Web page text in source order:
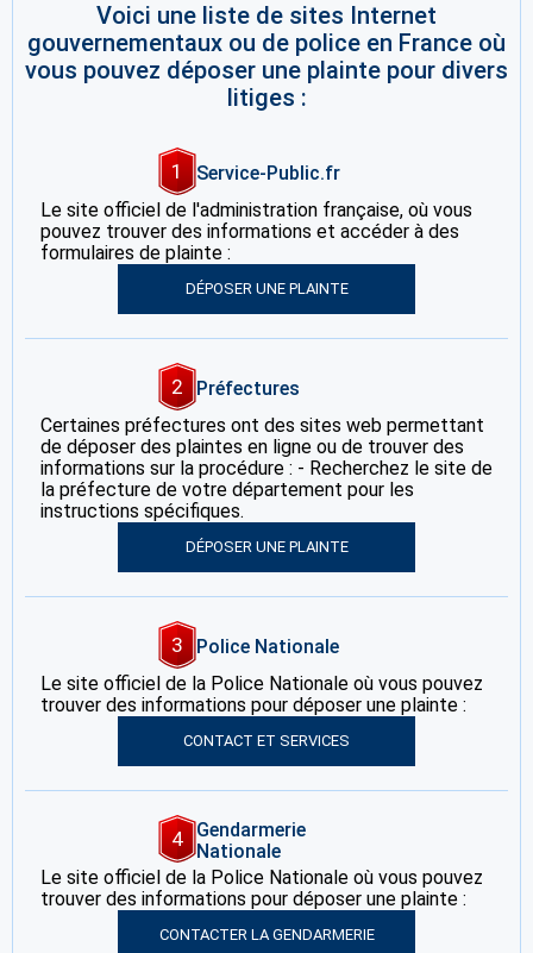
Voici une liste de sites Internet
gouvernementaux ou de police en France où
vous pouvez déposer une plainte pour divers
litiges :
1
Service-Public.fr
Le site officiel de l'administration française, où vous
pouvez trouver des informations et accéder à des
formulaires de plainte :
DÉPOSER UNE PLAINTE
2
Préfectures
Certaines préfectures ont des sites web permettant
de déposer des plaintes en ligne ou de trouver des
informations sur la procédure : - Recherchez le site de
la préfecture de votre département pour les
instructions spécifiques.
DÉPOSER UNE PLAINTE
3
Police Nationale
Le site officiel de la Police Nationale où vous pouvez
trouver des informations pour déposer une plainte :
CONTACT ET SERVICES
4
Gendarmerie
Nationale
Le site officiel de la Police Nationale où vous pouvez
trouver des informations pour déposer une plainte :
CONTACTER LA GENDARMERIE